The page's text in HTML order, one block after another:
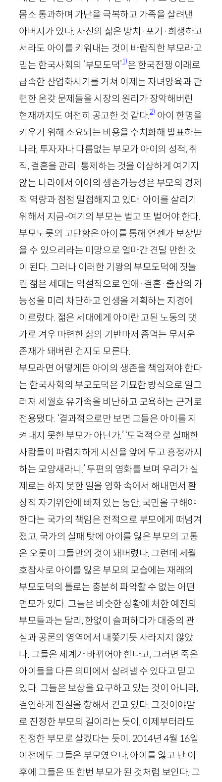
몸소 통과하며 가난을 극복하고 가족을 살려낸
아버지가 있다. 자신의 삶은 방치 · 포기 · 희생하고
서라도 아이를 키워내는 것이 바람직한 부모라고
믿는 한국사회의 ‘부모도덕’1)은 한국전쟁 이래로
급속한 산업화시기를 거쳐 이제는 자녀양육과 관
련한 온갖 문제들을 시장의 원리가 장악해버린
현재까지도 여전히 공고한 것 같다.2)아이 한명을
키우기 위해 소요되는 비용을 수치화해 발표하는
나라, 투자자나 다름없는 부모가 아이의 성적, 취
직, 결혼을 관리 · 통제하는 것을 이상하게 여기지
않는 나라에서 아이의 생존가능성은 부모의 경제
적 역량과 점점 밀접해지고 있다. 아이를 살리기
위해서 지금-여기의 부모는 벌고 또 벌어야 한다.
부모노릇의 고단함은 아이를 통해 언젠가 보상받
을 수 있으리라는 미망으로 얼마간 견딜 만한 것
이 된다. 그러나 이러한 기왕의 부모도덕에 짓눌
린 젊은 세대는 역설적으로 연애 ·결혼· 출산의 가
능성을 미리 차단하고 인생을 계획하는 지경에
이르렀다. 젊은 세대에게 아이란 고된 노동의 댓
가로 겨우 마련한 삶의 기반마저 좀먹는 무서운
존재가 돼버린 건지도 모른다.
부모라면 어떻게든 아이의 생존을 책임져야 한다
는 한국사회의 부모도덕은 기묘한 방식으로 일그
러져 세월호 유가족을 비난하고 모욕하는 근거로
전용됐다. ‘결과적으로만 보면 그들은 아이를 지
켜내지 못한 부모가 아닌가.’ ‘도덕적으로 실패한
사람들이 파렴치하게 시신을 앞에 두고 흥정까지
하는 모양새라니.’ 두편의 영화를 보며 우리가 실
제로는 하지 못한 일을 영화 속에서 해내면서 환
상적 자기위안에 빠져 있는 동안, 국민을 구해야
한다는 국가의 책임은 전적으로 부모에게 떠넘겨
졌고, 국가의 실패 탓에 아이를 잃은 부모의 고통
은 오롯이 그들만의 것이 돼버렸다. 그런데 세월
호참사로 아이를 잃은 부모의 모습에는 재래의
부모도덕의 틀로는 충분히 파악할 수 없는 어떤
면모가 있다. 그들은 비슷한 상황에 처한 예전의
부모들과는 달리, 한없이 슬퍼하다가 대중의 관
심과 공론의 영역에서 내쫓기듯 사라지지 않았
다. 그들은 세계가 바뀌어야 한다고, 그러면 죽은
아이들을 다른 의미에서 살려낼 수 있다고 믿고
있다. 그들은 보상을 요구하고 있는 것이 아니라,
결연하게 진실을 향해서 걷고 있다. 그것이야말
로 진정한 부모의 길이라는 듯이, 이제부터라도
진정한 부모로 살겠다는 듯이. 2014년4월 16일
이전에도 그들은 부모였으나, 아이를 잃고 난 이
후에 그들은 또 한번 부모가 된 것처럼 보인다. 그